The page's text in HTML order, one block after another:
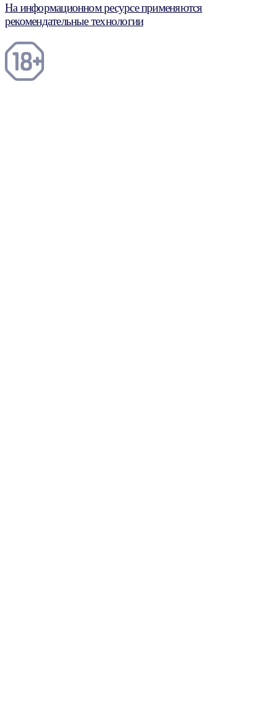
На информационном ресурсе применяются
рекомендательные технологии